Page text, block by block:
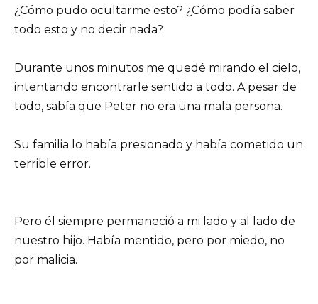
¿Cómo pudo ocultarme esto? ¿Cómo podía saber
todo esto y no decir nada?
Durante unos minutos me quedé mirando el cielo,
intentando encontrarle sentido a todo. A pesar de
todo, sabía que Peter no era una mala persona.
Su familia lo había presionado y había cometido un
terrible error.
Pero él siempre permaneció a mi lado y al lado de
nuestro hijo. Había mentido, pero por miedo, no
por malicia.